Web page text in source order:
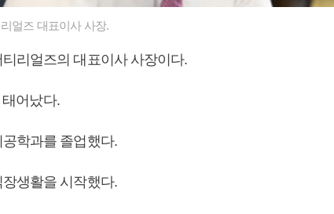
얼즈 대표이사 사장.
리얼즈의 대표이사 사장이다.
어났다.
학과를 졸업했다.
생활을 시작했다.